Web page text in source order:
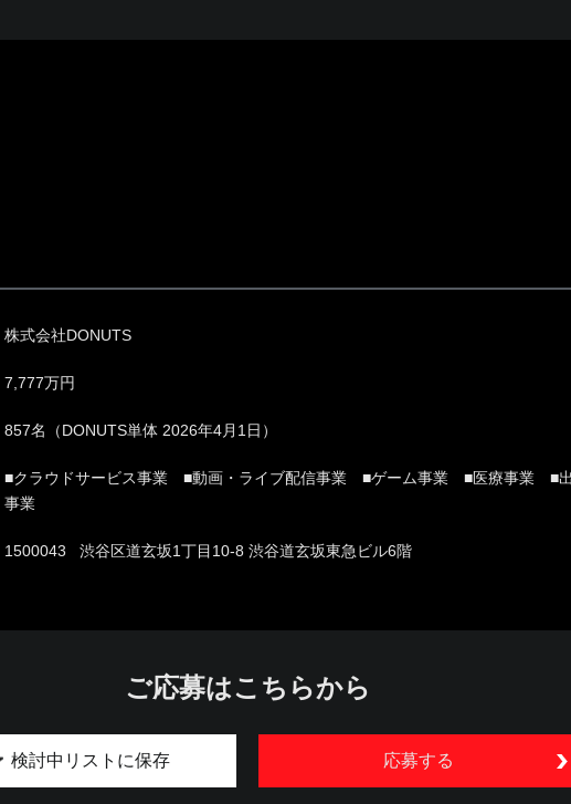
株式会社DONUTS
7,777万円
857名（DONUTS単体 2026年4月1日）
■クラウドサービス事業 ■動画・ライブ配信事業 ■ゲーム事業 ■医療事業 ■
事業
1500043 渋谷区道玄坂1丁目10-8 渋谷道玄坂東急ビル6階
ご応募はこちらから
応募する
検討中リストに保存